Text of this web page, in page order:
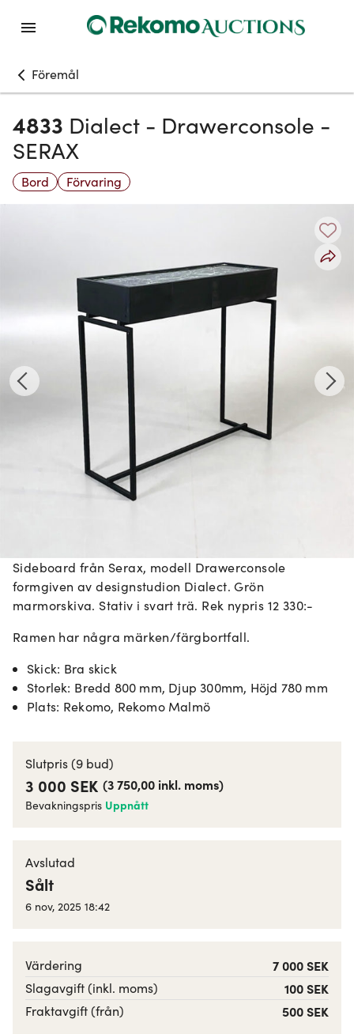
Föremål
4833 Dialect - Drawerconsole -
SERAX
Bord Förvaring
Sideboard från Serax, modell Drawerconsole
formgiven av designstudion Dialect. Grön
marmorskiva. Stativ i svart trä. Rek nypris 12 330:-
Ramen har några märken/färgbortfall.
Skick: Bra skick
Storlek: Bredd 800 mm, Djup 300mm, Höjd 780 mm
Plats: Rekomo, Rekomo Malmö
Slutpris(9 bud)
3 000 SEK (3 750,00 inkl. moms)
Bevakningspris Uppnått
Avslutad
Sålt
6 nov, 2025 18:42
Värdering 7 000 SEK
Slagavgift (inkl. moms) 100 SEK
Fraktavgift (från) 500 SEK